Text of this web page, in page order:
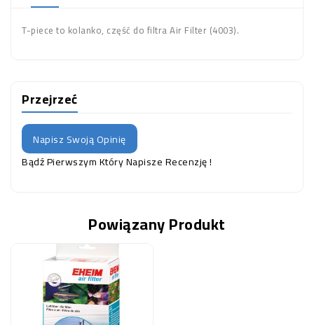
T-piece to kolanko, część do filtra Air Filter (4003).
Przejrzeć
Napisz Swoją Opinię
Bądź Pierwszym Który Napisze Recenzję !
Powiązany Produkt